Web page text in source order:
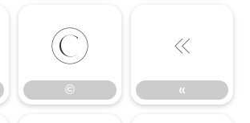
©
©
«
«